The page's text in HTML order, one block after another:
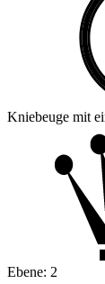
Kniebeuge mit
Ebene: 2